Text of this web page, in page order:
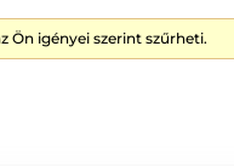
Ön igényei szerint szűrheti.